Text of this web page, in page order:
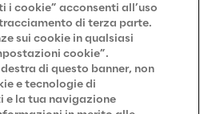
Consumer Experience
Sharepoint
cookie” acconsenti all’uso
di terza parte.
sui cookie in qualsiasi
cookie”.
di questo banner, non
e tecnologie di
e la tua navigazione